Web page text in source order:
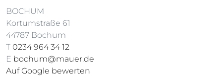
BOCHUM
Kortumstraße 61
44787 Bochum
T 0234 964 34 12
E bochum@mauer.de
Auf Google bewerten